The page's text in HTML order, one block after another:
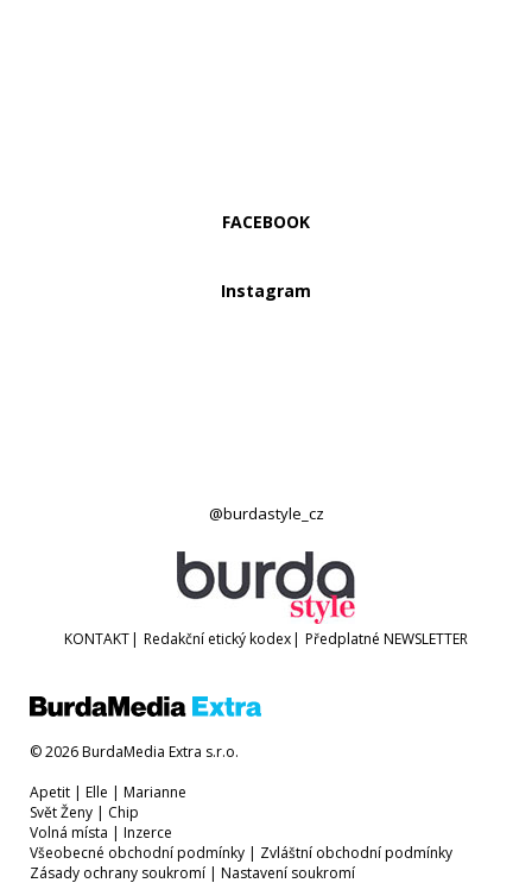
FACEBOOK
Instagram
@burdastyle_cz
KONTAKT| Redakční etický kodex| Předplatné NEWSLETTER
© 2026 BurdaMedia Extra s.r.o.
Apetit | Elle | Marianne
Svět Ženy | Chip
Volná místa | Inzerce
Všeobecné obchodní podmínky | Zvláštní obchodní podmínky
Zásady ochrany soukromí | Nastavení soukromí